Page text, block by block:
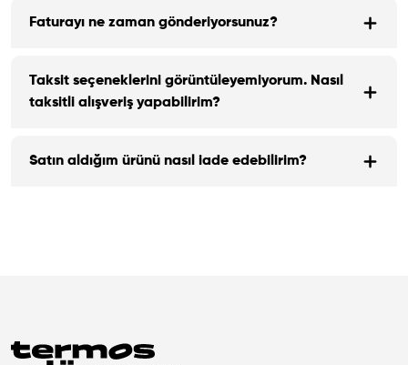
Faturayı ne zaman gönderiyorsunuz?
Taksit seçeneklerini görüntüleyemiyorum. Nasıl
taksitli alışveriş yapabilirim?
Satın aldığım ürünü nasıl iade edebilirim?